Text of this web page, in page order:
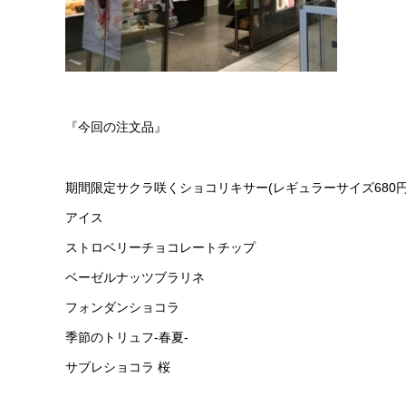
『今回の注文品』
期間限定サクラ咲くショコリキサー(レギュラーサイズ680
アイス
ストロベリーチョコレートチップ
ベーゼルナッツブラリネ
フォンダンショコラ
季節のトリュフ-春夏-
サブレショコラ 桜